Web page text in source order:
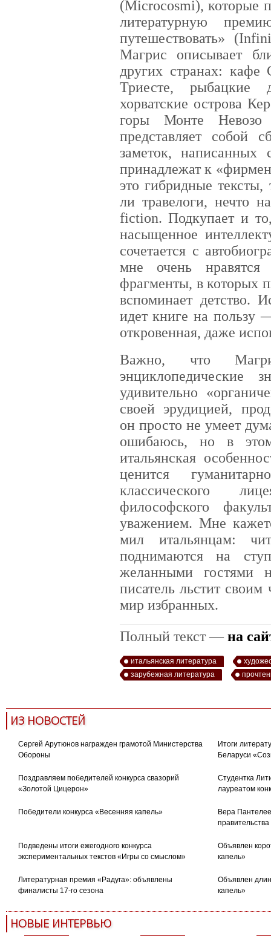
(Microcosmi), которые
литературную
путешествовать»
Магрис описывает
других странах:
Триесте, рыбацкие
хорватские острова
горы Монте
представляет собой
заметок,
принадлежат к
это гибридные тексты,
ли травелоги, нечто
fiction. Подкупает и
насыщенное
сочетается с
мне очень нравятся
фрагменты, в которых
вспоминает детство.
идет книге на пользу
откровенная, даже
Важно, что
удивительно
своей эрудицией,
он просто не умеет
ошибаюсь, но в этом
итальянская
ценится
классического
философского
уважением. Мне
мил итальянцам:
поднимаются на
желанными гостями
писатель льстит
мир избранных.
Полный текст —на
итальянская литература
зарубежная литература
ИЗ НОВОСТЕЙ
Сергей Арутюнов награжден грамотой Министерства
Обороны
Итоги
Беларуси
Поздравляем победителей конкурса свазорий
«Золотой Цицерон»
Студентка
лауреатом
Победители конкурса «Весенняя капель»
Вера
Подведены итоги ежегодного конкурса
экспериментальных текстов «Игры со смыслом»
Объявлен
капель»
Литературная премия «Радуга»: объявлены
финалисты 17-го сезона
Объявлен
капель»
НОВЫЕ ИНТЕРВЬЮ